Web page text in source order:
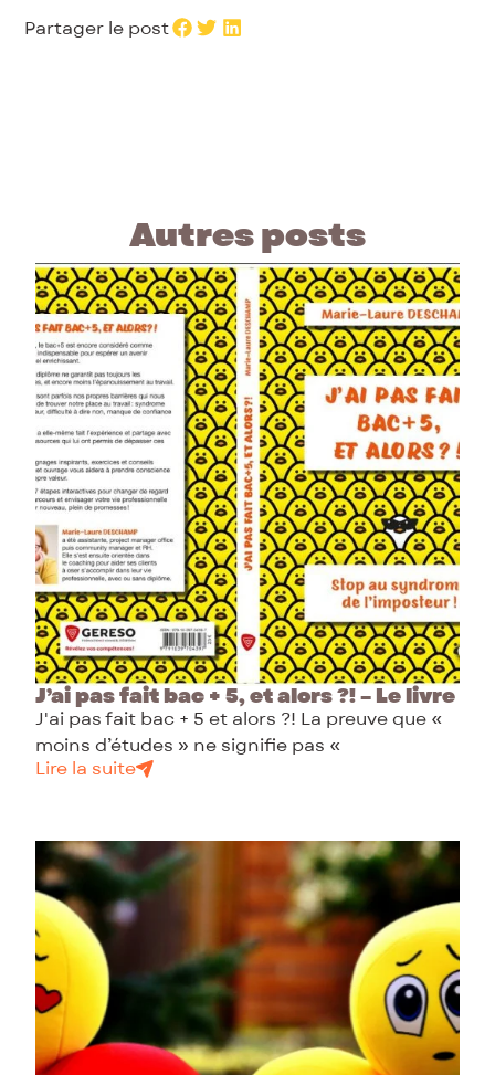
Partager le post
Autres posts
J’ai pas fait bac + 5, et alors ?! – Le livre
J'ai pas fait bac + 5 et alors ?! La preuve que «
moins d’études » ne signifie pas «
Lire la suite